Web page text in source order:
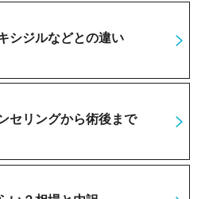
シジルなどとの違い
セリングから術後まで